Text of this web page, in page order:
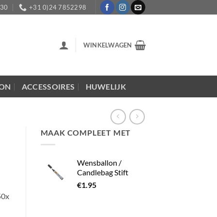
+31 0)24 7852298
WINKELWAGEN
ACCESSOIRES HUWELIJK
MAAK COMPLEET MET
Wensballon /
Candlebag Stift
€1.95